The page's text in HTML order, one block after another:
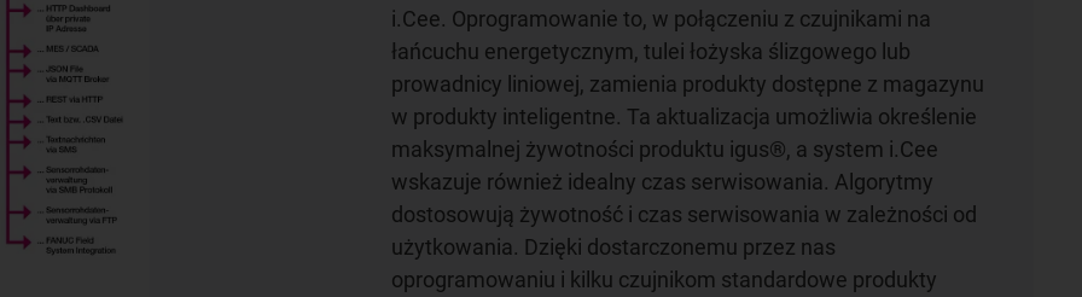
i.Cee. Oprogramowanie to, w połączeniu z czujnikami na
łańcuchu energetycznym, tulei łożyska ślizgowego lub
prowadnicy liniowej, zamienia produkty dostępne z magazynu
w produkty inteligentne. Ta aktualizacja umożliwia określenie
maksymalnej żywotności produktu igus®, a system i.Cee
wskazuje również idealny czas serwisowania. Algorytmy
dostosowują żywotność i czas serwisowania w zależności od
użytkowania. Dzięki dostarczonemu przez nas
oprogramowaniu i kilku czujnikom standardowe produkty